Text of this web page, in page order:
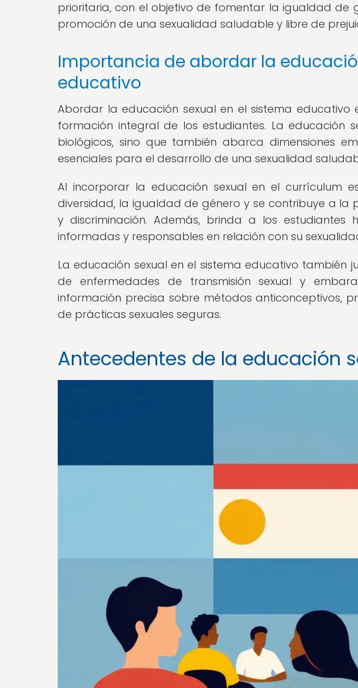
prioritaria, con el objetivo de fomentar la igualdad de
promoción de una sexualidad saludable y libre de
Importancia de abordar la
educativo
Abordar la educación sexual en el sistema
formación integral de los estudiantes. La educación
biológicos, sino que también abarca dimensiones
esenciales para el desarrollo de una sexualidad
Al incorporar la educación sexual en el currículum
diversidad, la igualdad de género y se contribuye a la
y discriminación. Además, brinda a los estudiantes
informadas y responsables en relación con su
La educación sexual en el sistema educativo también
de enfermedades de transmisión sexual y
información precisa sobre métodos anticonceptivos,
de prácticas sexuales seguras.
Antecedentes de la educación